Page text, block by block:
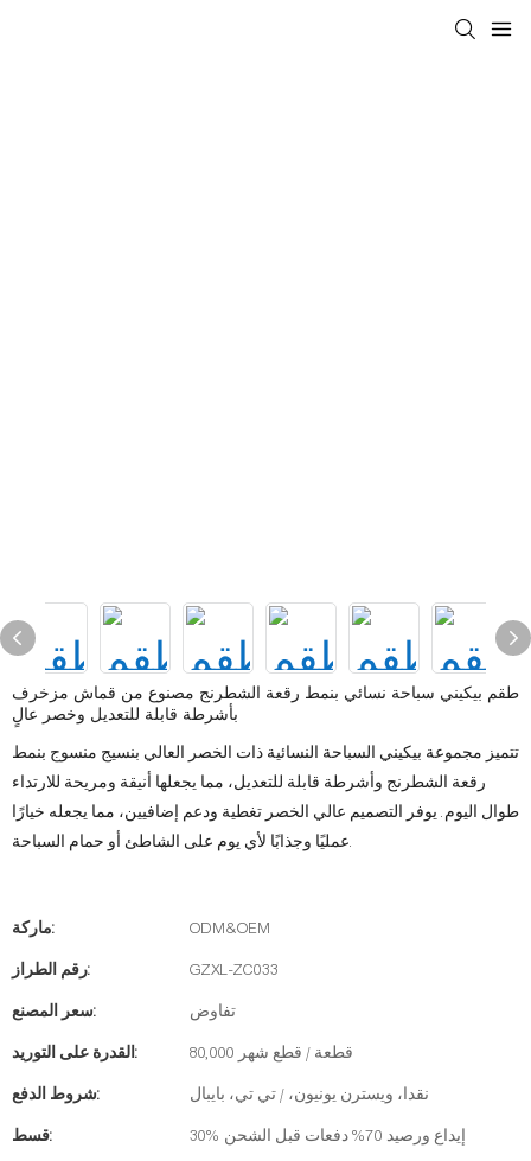
طقم بيكيني سباحة نسائي بنمط رقعة الشطرنج مصنوع من قماش مزخرف
بأشرطة قابلة للتعديل وخصر عالٍ
تتميز مجموعة بيكيني السباحة النسائية ذات الخصر العالي بنسيج منسوج بنمط
رقعة الشطرنج وأشرطة قابلة للتعديل، مما يجعلها أنيقة ومريحة للارتداء
طوال اليوم. يوفر التصميم عالي الخصر تغطية ودعم إضافيين، مما يجعله خيارًا
عمليًا وجذابًا لأي يوم على الشاطئ أو حمام السباحة.
ماركة: ODM&OEM
رقم الطراز: GZXL-ZC033
سعر المصنع: تفاوض
القدرة على التوريد: 80,000 قطعة / قطع شهر
شروط الدفع: نقدا، ويسترن يونيون، / تي تي، بايبال
قسط: 30% إيداع ورصيد 70% دفعات قبل الشحن